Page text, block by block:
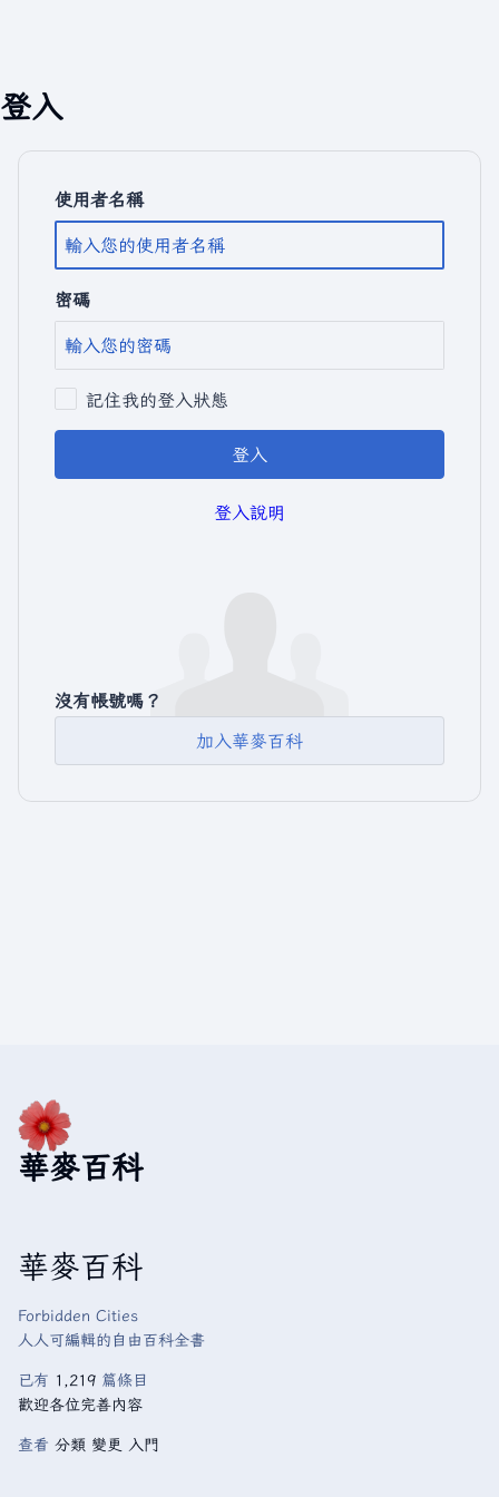
登入
使用者名稱
密碼
記住我的登入狀態
登入
登入說明
沒有帳號嗎？
加入華麥百科
華麥百科
華麥百科
Forbidden Cities
人人可編輯的自由百科全書
已有 1,219 篇條目
歡迎各位完善內容
查看 分類 變更 入門